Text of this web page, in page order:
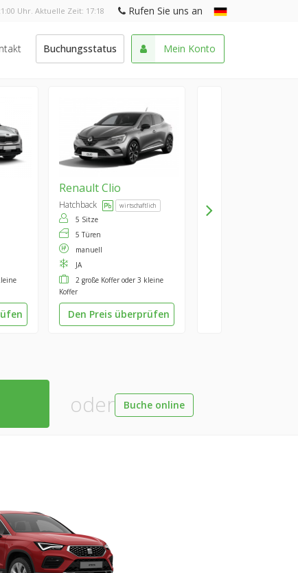
Uhr. Aktuelle Zeit: 17:18 Rufen Sie uns an
Buchungsstatus Mein Konto
RenaultClio
Hatchback wirtschaftlich
5 Sitze
5 Türen
manuell
JA
2 große Koffer oder 3 kleine
Koffer
Den Preis überprüfen
oder Buche online